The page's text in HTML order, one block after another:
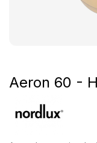
Aeron 60 -